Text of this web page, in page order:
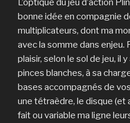
L’optique du jeu d’action
bonne idée en compagnie
multiplicateurs, dont ma
avec la somme dans enjeu.
plaisir, selon le sol de jeu, il
pinces blanches, à sa
bases accompagnés de
une tétraèdre, le disque (et
fait ou variable ma ligne